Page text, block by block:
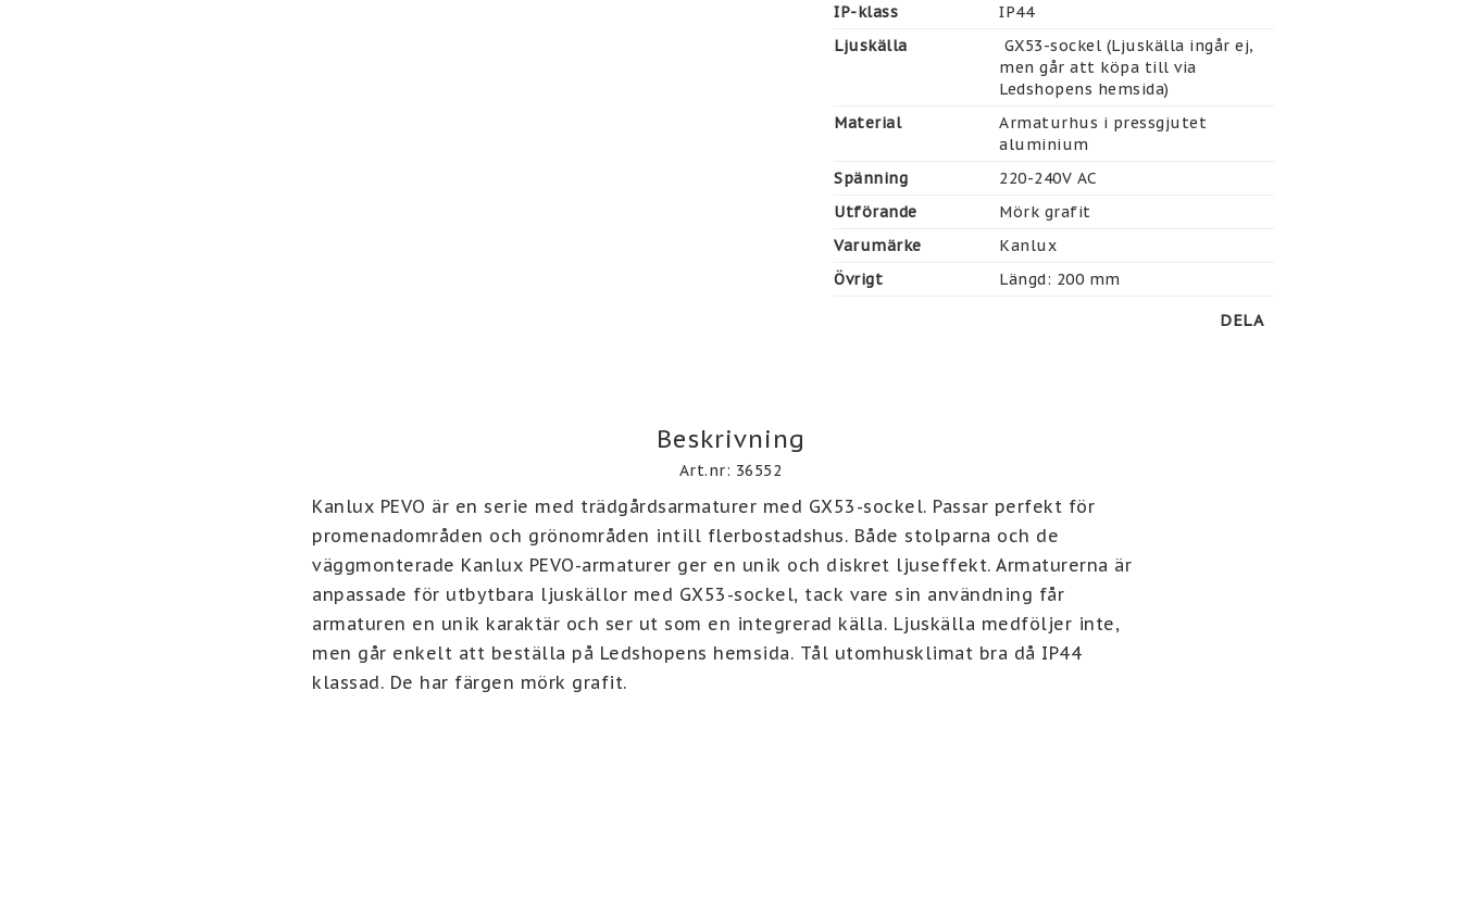
IP-klass
IP44
Ljuskälla
men går att köpa till via
Ledshopens hemsida)
Material
Armaturhus i pressgjutet
aluminium
Spänning
220-240V AC
Utförande
Mörk grafit
Varumärke
Kanlux
Övrigt
Längd: 200 mm
DELA
Beskrivning
Art.nr: 36552
Kanlux PEVO är en serie med trädgårdsarmaturer med GX53-sockel. Passar perfekt för
promenadområden och grönområden intill flerbostadshus. Både stolparna och de
väggmonterade Kanlux PEVO-armaturer ger en unik och diskret ljuseffekt. Armaturerna är
anpassade för utbytbara ljuskällor med GX53-sockel, tack vare sin användning får
armaturen en unik karaktär och ser ut som en integrerad källa. Ljuskälla medföljer inte,
men går enkelt att beställa på Ledshopens hemsida. Tål utomhusklimat bra då IP44
klassad. De har färgen mörk grafit.